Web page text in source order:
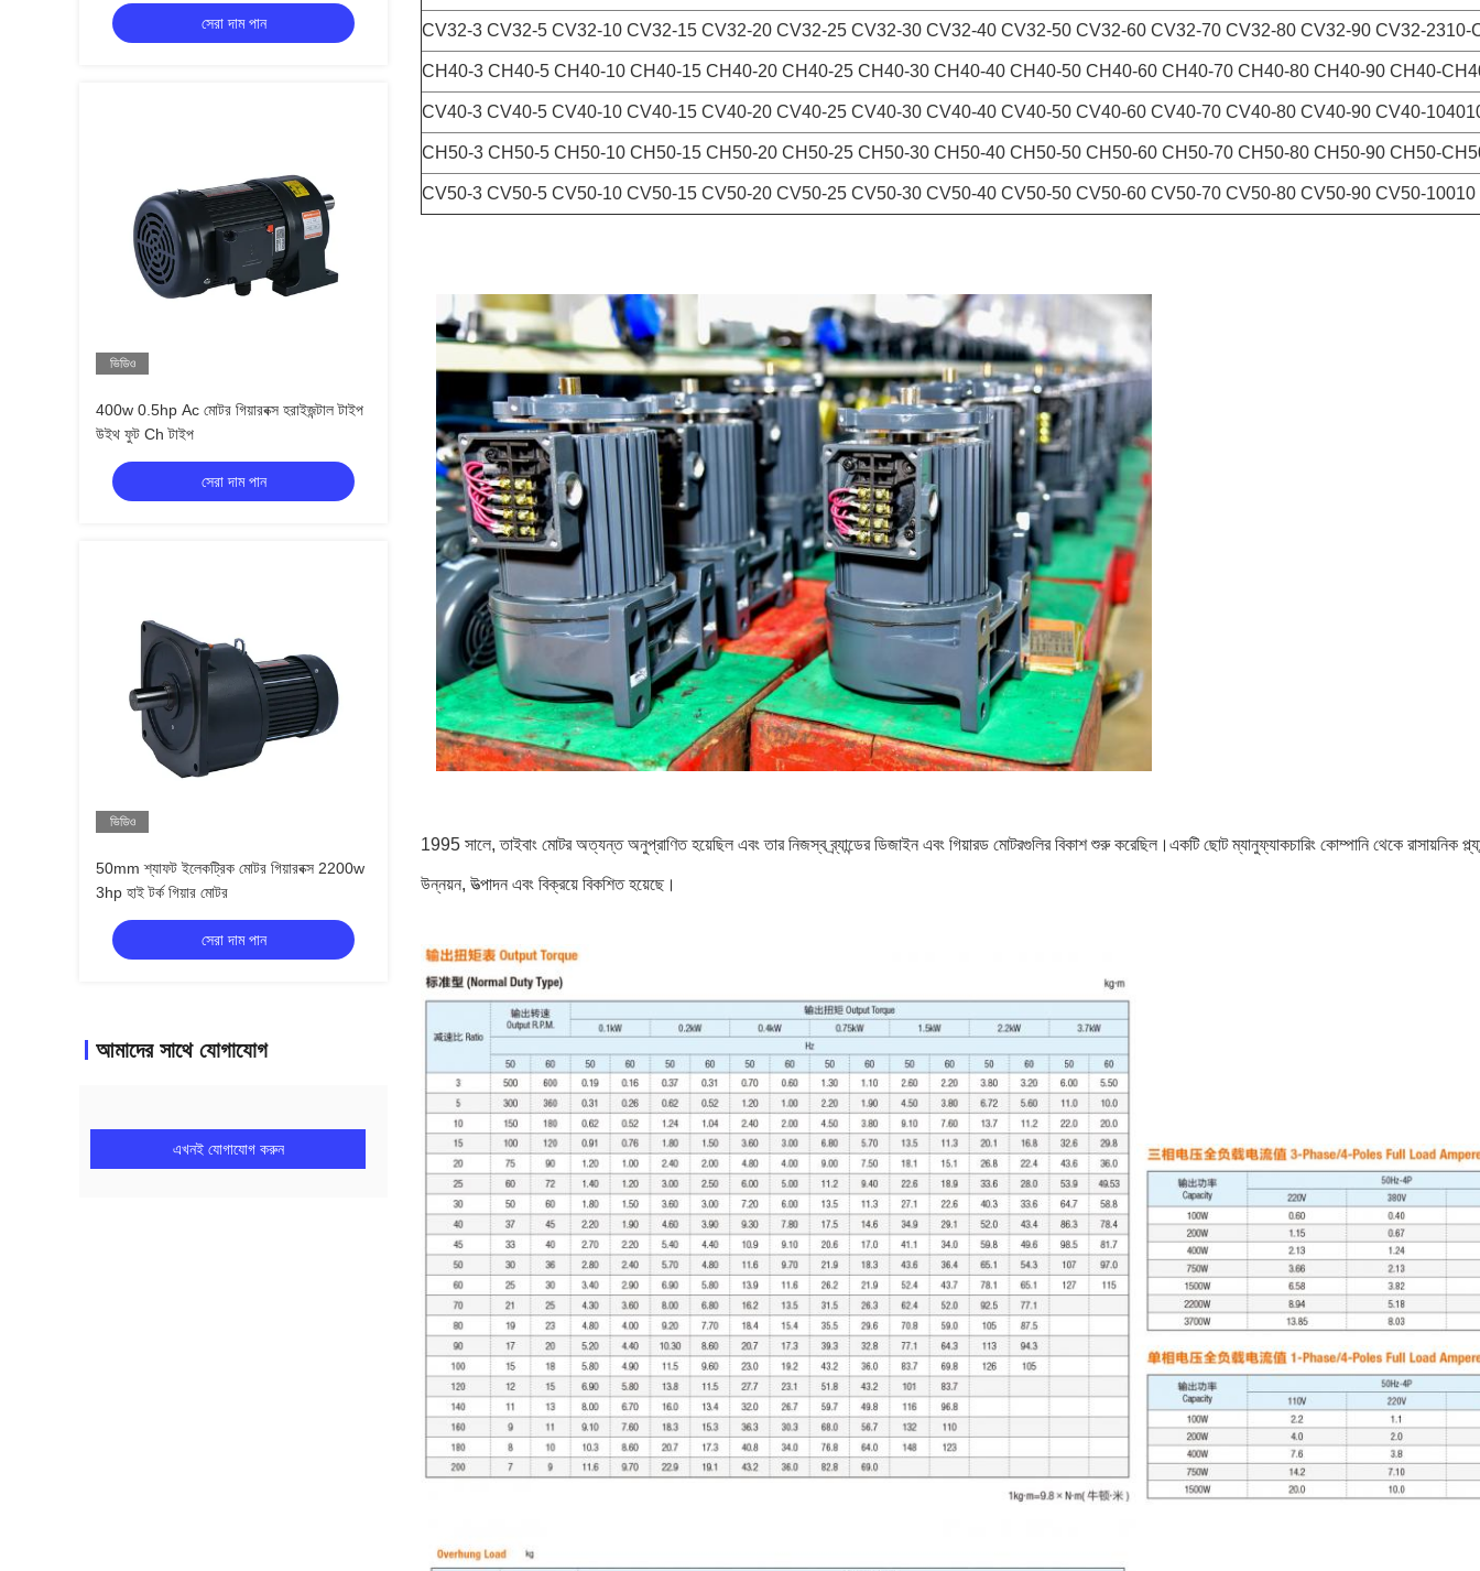
সেরা দাম পান
ভিডিও
400w 0.5hp Ac মোটর গিয়ারবক্স হরাইজন্টাল টাইপ
উইথ ফুট Ch টাইপ
সেরা দাম পান
ভিডিও
50mm শ্যাফট ইলেকট্রিক মোটর গিয়ারবক্স 2200w
3hp হাই টর্ক গিয়ার মোটর
সেরা দাম পান
আমাদের সাথে যোগাযোগ
এখনই যোগাযোগ করুন
CV32-3 CV32-5 CV32-10 CV32-15 CV32-20 CV32-25 CV32-30 CV32-40 CV32-50 CV32-60 CV32-70 CV32-80 CV32-90 CV32-
CH40-3 CH40-5 CH40-10 CH40-15 CH40-20 CH40-25 CH40-30 CH40-40 CH40-50 CH40-60 CH40-70 CH40-80 CH40-90 CH40-
CV40-3 CV40-5 CV40-10 CV40-15 CV40-20 CV40-25 CV40-30 CV40-40 CV40-50 CV40-60 CV40-70 CV40-80 CV40-90 CV40-
CH50-3 CH50-5 CH50-10 CH50-15 CH50-20 CH50-25 CH50-30 CH50-40 CH50-50 CH50-60 CH50-70 CH50-80 CH50-90 CH50-
CV50-3 CV50-5 CV50-10 CV50-15 CV50-20 CV50-25 CV50-30 CV50-40 CV50-50 CV50-60 CV50-70 CV50-80 CV50-90 CV50-
1995 সালে, তাইবাং মোটর অত্যন্ত অনুপ্রাণিত হয়েছিল এবং তার নিজস্ব ব্র্যান্ডের ডিজাইন এবং গিয়ারড মোটরগুলির বিকাশ শুরু করেছিল।একটি ছোট ম্যানুফ্যাকচারিং কোম্পানি থেকে রাসায়নিক
উন্নয়ন, উত্পাদন এবং বিক্রয়ে বিকশিত হয়েছে।